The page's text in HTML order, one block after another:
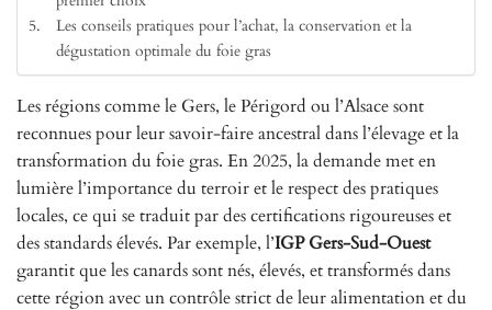
Les conseils pratiques pour l’achat, la conservation et la
dégustation optimale du foie gras
Les régions comme le Gers, le Périgord ou l’Alsace sont
reconnues pour leur savoir-faire ancestral dans l’élevage et la
transformation du foie gras. En 2025, la demande met en
lumière l’importance du terroir et le respect des pratiques
locales, ce qui se traduit par des certifications rigoureuses et
des standards élevés. Par exemple, l’IGP Gers-Sud-Ouest
garantit que les canards sont nés, élevés, et transformés dans
cette région avec un contrôle strict de leur alimentation et du